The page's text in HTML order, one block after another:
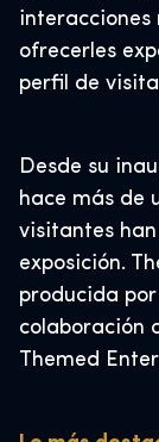
interacciones
ofrecerles
perfil de
Desde su
hace más de
visitantes
exposición.
producida
colaboración
Themed